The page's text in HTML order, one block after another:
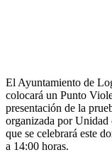
El Ayuntamiento de
colocará un Punto
presentación de la
organizada por
que se celebrará este
a 14:00 horas.